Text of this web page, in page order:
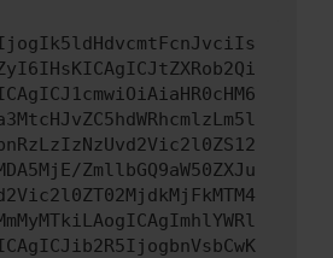
ZmllbGQ9aW50ZXJu